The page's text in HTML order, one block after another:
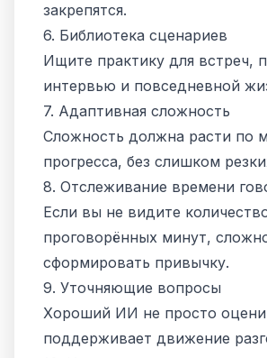
закрепятся.
6. Библиотека сценариев
Ищите практику для встреч,
интервью и повседневной
7. Адаптивная сложность
Сложность должна расти по
прогресса, без слишком
8. Отслеживание времени
Если вы не видите
проговорённых минут,
сформировать привычку.
9. Уточняющие вопросы
Хороший ИИ не просто
поддерживает движение